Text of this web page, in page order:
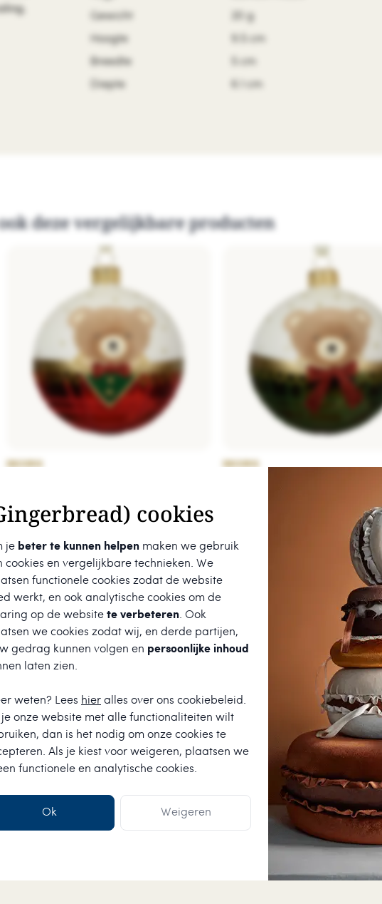
cookies
je beter te kunnen helpen maken we gebruik
cookies en vergelijkbare technieken. We
functionele cookies zodat de website
werkt, en ook analytische cookies om de
op de website te verbeteren. Ook
we cookies zodat wij, en derde partijen,
gedrag kunnen volgen en persoonlijke inhoud
laten zien.
weten? Lees hier alles over ons cookiebeleid.
je onze website met alle functionaliteiten wilt
dan is het nodig om onze cookies te
Als je kiest voor weigeren, plaatsen we
functionele en analytische cookies.
Ok Weigeren
Gewicht
20 g
Hoogte
Breedte
Diepte
deze vergelijkbare producten
met een
assortiment voor een
★ ★
Anneke van der
Vlotte levering,
kaartje bij zat.